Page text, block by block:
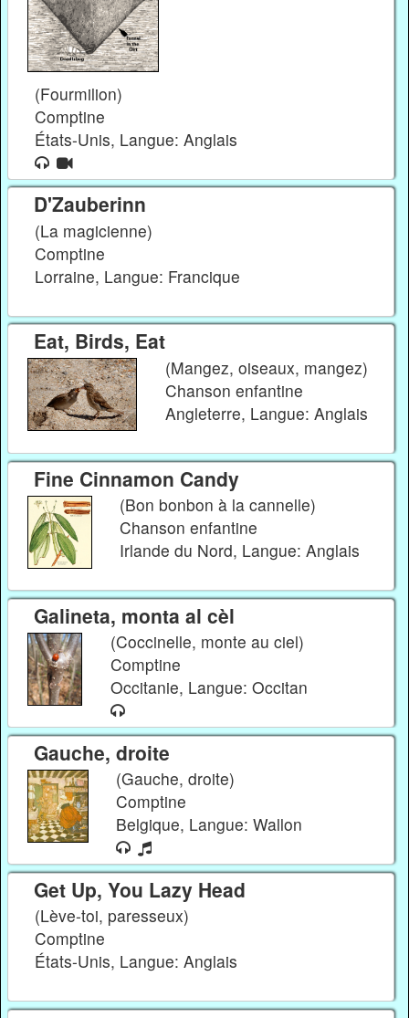
(Fourmilion)
Comptine
États-Unis, Langue: Anglais
D'Zauberinn
(La magicienne)
Comptine
Lorraine, Langue: Francique
Eat, Birds, Eat
(Mangez, oiseaux, mangez)
Chanson enfantine
Angleterre, Langue: Anglais
Fine Cinnamon Candy
(Bon bonbon à la cannelle)
Chanson enfantine
Irlande du Nord, Langue: Anglais
Galineta, monta al cèl
(Coccinelle, monte au ciel)
Comptine
Occitanie, Langue: Occitan
Gauche, droite
(Gauche, droite)
Comptine
Belgique, Langue: Wallon
Get Up, You Lazy Head
(Lève-toi, paresseux)
Comptine
États-Unis, Langue: Anglais